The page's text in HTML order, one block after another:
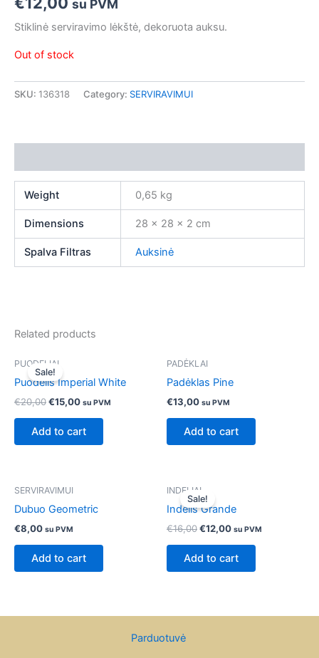
su PVM
Stiklinė serviravimo lėkštė, dekoruota auksu.
Out of stock
SKU: 136318 Category: SERVIRAVIMUI
Weight 0,65 kg
Dimensions 28 × 28 × 2 cm
Spalva Filtras Auksinė
Related products
Sale!
PUODELIAI
Puodelis Imperial White
€20,00
price
was:
€20,00.
€15,00
is:
su PVM
Add to cart
PADĖKLAI
Padėklas Pine
€13,00 su PVM
Add to cart
SERVIRAVIMUI
Dubuo Geometric
€8,00 su PVM
Add to cart
Sale!
INDELIAI
Indelis Grande
€16,00
price
was:
€12,00
is:
su PVM
Add to cart
Parduotuvė